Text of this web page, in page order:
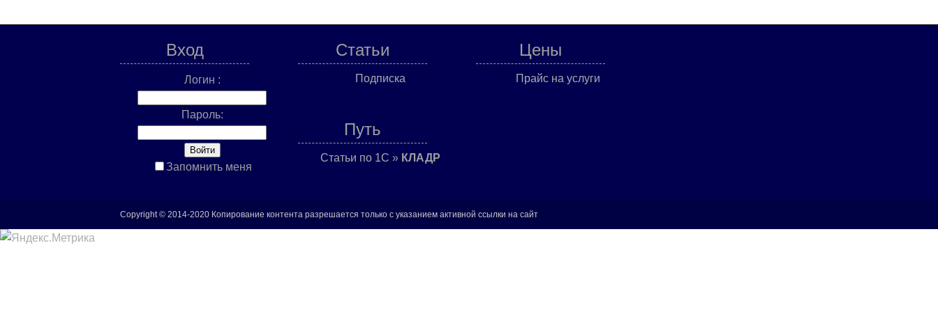
Вход
Логин :
Пароль:
Запомнить меня
Статьи
Подписка
Цены
Прайс на услуги
Путь
Статьи по 1С » КЛАДР
Copyright © 2014-2020 Копирование контента разрешается только с указанием активной ссылки на сайт